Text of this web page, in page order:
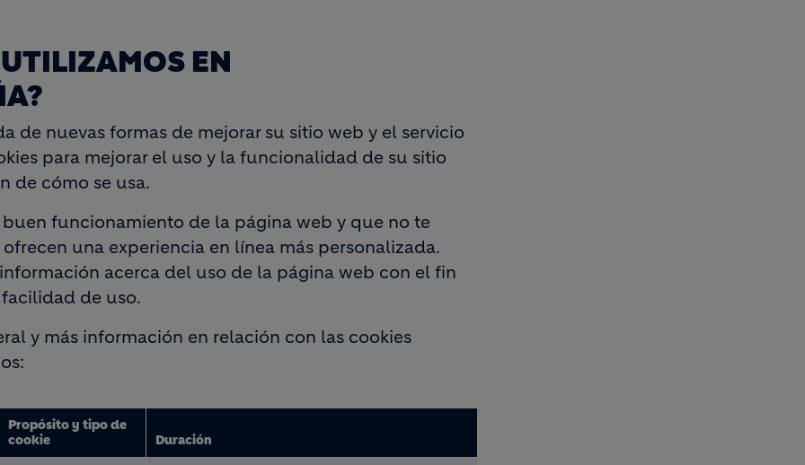
EN
de nuevas formas de mejorar su sitio web y el servicio
para mejorar el uso y la funcionalidad de su sitio
de cómo se usa.
funcionamiento de la página web y que no te
una experiencia en línea más personalizada.
acerca del uso de la página web con el fin
de uso.
y más información en relación con las cookies
Propósito y tipo de
cookie
Duración